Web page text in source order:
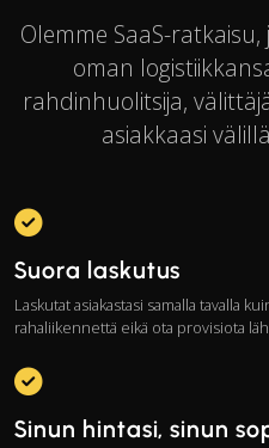
Olemme SaaS-
oman
rahdinhuolitsija,
asiakkaasi
Suora laskutus
Laskutat asiakastasi samalla tavalla
rahaliikennettä eikä ota provisiota
Sinun hintasi, sinun